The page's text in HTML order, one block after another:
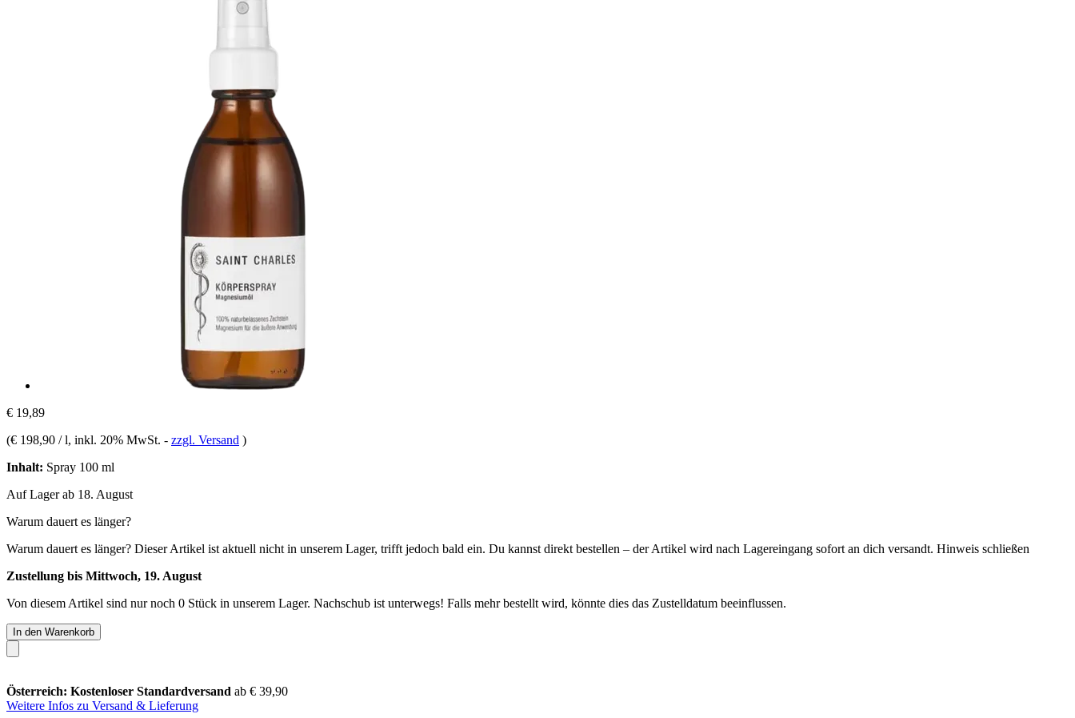
€ 19,89
(€ 198,90 / l, inkl. 20% MwSt. - zzgl. Versand )
Inhalt: Spray 100 ml
Auf Lager ab 18. August
Warum dauert es länger?
Warum dauert es länger? Dieser Artikel ist aktuell nicht in unserem Lager, trifft jedoch bald ein. Du kannst direkt bestellen – der Artikel wird nach Lagereingang sofort an dich versandt. Hinweis schließen
Zustellung bis Mittwoch, 19. August
Von diesem Artikel sind nur noch 0 Stück in unserem Lager. Nachschub ist unterwegs! Falls mehr bestellt wird, könnte dies das Zustelldatum beeinflussen.
In den Warenkorb
Österreich: Kostenloser Standardversand ab € 39,90
Weitere Infos zu Versand & Lieferung